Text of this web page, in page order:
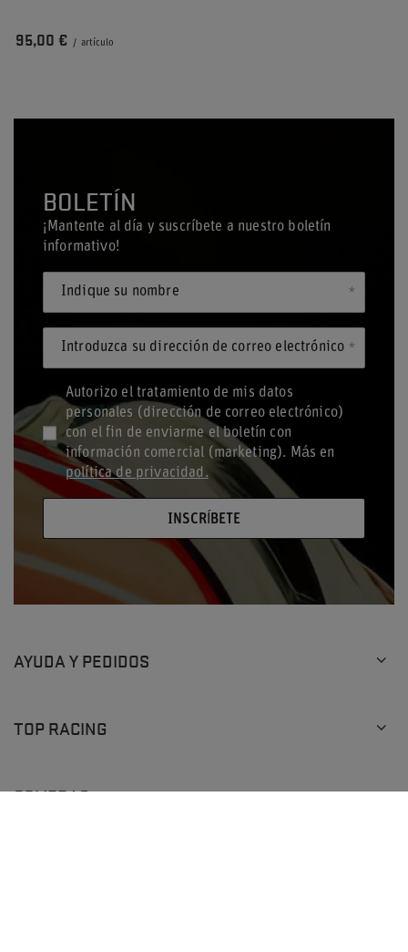
95,00 € / artículo
BOLETÍN
¡Mantente al día y suscríbete a nuestro boletín
informativo!
Indique su nombre
Introduzca su dirección de correo electrónico
Autorizo el tratamiento de mis datos
personales (dirección de correo electrónico)
con el fin de enviarme el boletín con
información comercial (marketing). Más en
política de privacidad.
INSCRÍBETE
AYUDA Y PEDIDOS
TOP RACING
COMPRAS